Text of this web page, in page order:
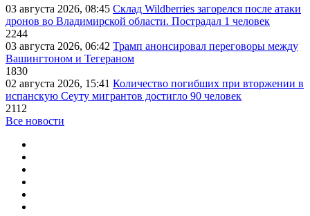
03 августа 2026, 08:45 Склад Wildberries загорелся после атаки
дронов во Владимирской области. Пострадал 1 человек
2244
03 августа 2026, 06:42 Трамп анонсировал переговоры между
Вашингтоном и Тегераном
1830
02 августа 2026, 15:41 Количество погибших при вторжении в
испанскую Сеуту мигрантов достигло 90 человек
2112
Все новости